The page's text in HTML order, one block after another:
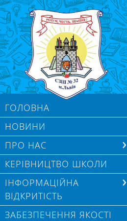
ГОЛОВНА
НОВИНИ
ПРО НАС
КЕРІВНИЦТВО ШКОЛИ
ІНФОРМАЦІЙНА
ВІДКРИТІСТЬ
ЗАБЕЗПЕЧЕННЯ ЯКОСТІ